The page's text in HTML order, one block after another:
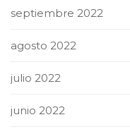
septiembre 2022
agosto 2022
julio 2022
junio 2022